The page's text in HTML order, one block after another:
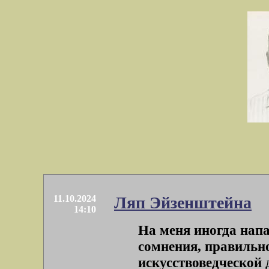
11.10.2024
14:10
Ляп Эйзенштейна
На меня иногда
сомнения,